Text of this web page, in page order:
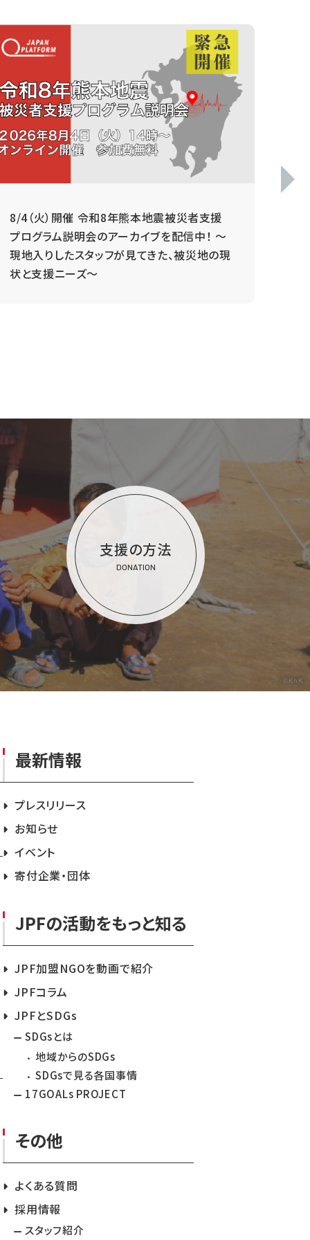
8/4（火）開催 令和8年熊本地震被災者支援
プログラム説明会のアーカイブを配信中！ ～
現地入りしたスタッフが見てきた、被災地の現
状と支援ニーズ～
支援の方法
DONATION
©KnK
最新情報
プレスリリース
お知らせ
イベント
寄付企業・団体
JPFの活動をもっと知る
JPF加盟NGOを動画で紹介
JPFコラム
JPFとSDGs
SDGsとは
地域からのSDGs
SDGsで見る各国事情
17GOALs PROJECT
その他
よくある質問
採用情報
スタッフ紹介